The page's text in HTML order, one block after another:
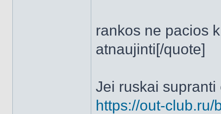
rankos ne pacios
atnaujinti[/quote]
Jei ruskai
https://out-